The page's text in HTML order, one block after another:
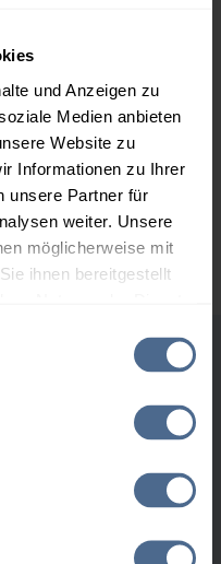
und Anzeigen zu
Medien anbieten
Website zu
Informationen zu Ihrer
unsere Partner für
weiter. Unsere
möglicherweise mit
ihnen bereitgestellt
153,04 €
149,44 €
+ 3,60 €
150,96 €
+ 3,60 €
Ö-Norm C 1109 in € / 100
bei einer Lieferstelle.
der